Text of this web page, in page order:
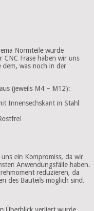
Normteile wurde
CNC Fräse haben wir uns
dem, was noch in der
(jeweils M4 – M12):
Innensechskant in Stahl
ein Kompromiss, da wir
Anwendungsfälle haben.
reduzieren, da
des Bauteils möglich sind.